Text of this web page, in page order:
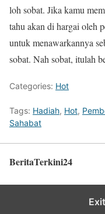
loh sobat. Jika kamu
tahu akan di hargai oleh
untuk menawarkannya
sobat. Nah sobat, itulah
Categories: Hot
Tags: Hadiah, Hot,
Sahabat
BeritaTerkini24